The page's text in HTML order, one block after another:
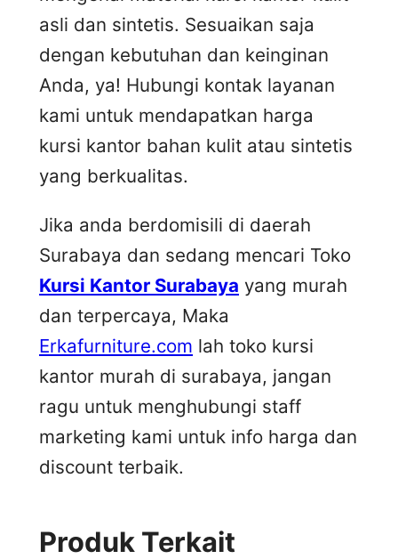
asli dan sintetis. Sesuaikan saja
dengan kebutuhan dan keinginan
Anda, ya! Hubungi kontak layanan
kami untuk mendapatkan harga
kursi kantor bahan kulit atau sintetis
yang berkualitas.
Jika anda berdomisili di daerah
Surabaya dan sedang mencari Toko
Kursi Kantor Surabaya yang murah
dan terpercaya, Maka
Erkafurniture.com lah toko kursi
kantor murah di surabaya, jangan
ragu untuk menghubungi staff
marketing kami untuk info harga dan
discount terbaik.
Produk Terkait